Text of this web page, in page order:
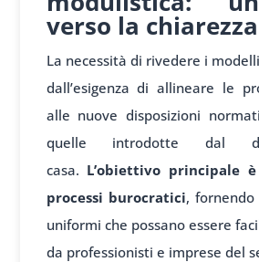
verso la chiarezza
La necessità di rivedere i
dall’esigenza di allineare le
alle nuove disposizioni
quelle introdotte dal
casa. L’obiettivo principale
processi burocratici,
uniformi che possano essere
da professionisti e imprese del